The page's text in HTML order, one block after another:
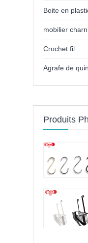
Boite en
mobilier
Crochet fil
Agrafe de
Produits